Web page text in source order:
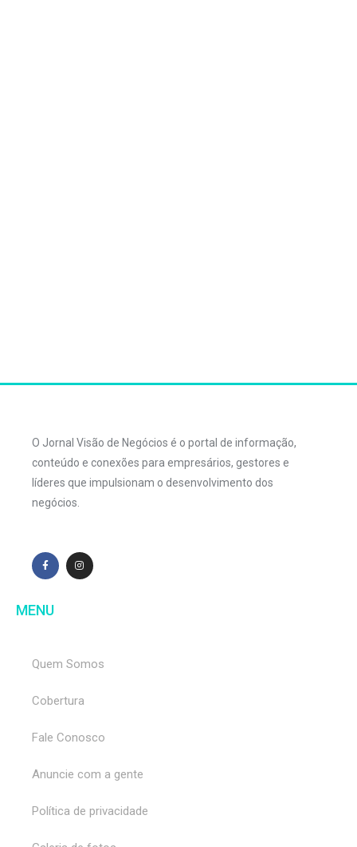
O Jornal Visão de Negócios é o portal de informação,
conteúdo e conexões para empresários, gestores e
líderes que impulsionam o desenvolvimento dos
negócios.
MENU
Quem Somos
Cobertura
Fale Conosco
Anuncie com a gente
Política de privacidade